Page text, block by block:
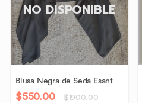
NO DISPONIBLE
Blusa Negra de Seda Esant
$550.00 $1900.00